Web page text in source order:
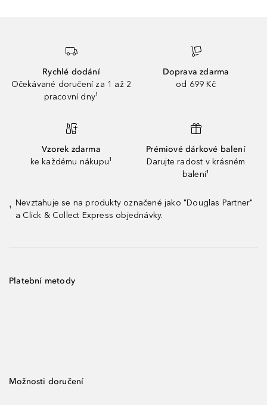
Rychlé dodání
Očekávané doručení za 1 až 2
pracovní dny¹
Doprava zdarma
od 699 Kč
Vzorek zdarma
ke každému nákupu¹
Prémiové dárkové balení
Darujte radost v krásném
balení¹
¹
Nevztahuje se na produkty označené jako "Douglas Partner"
a Click & Collect Express objednávky.
Platební metody
Možnosti doručení